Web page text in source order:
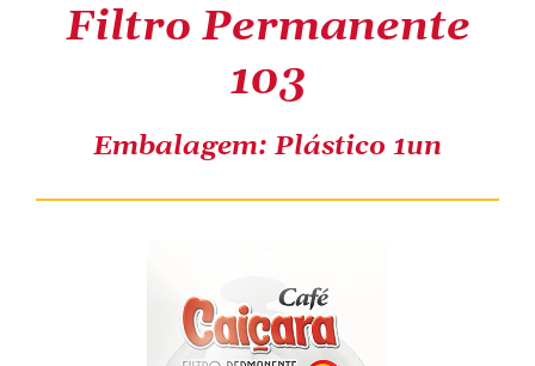
Filtro Permanente
103
Embalagem: Plástico 1un